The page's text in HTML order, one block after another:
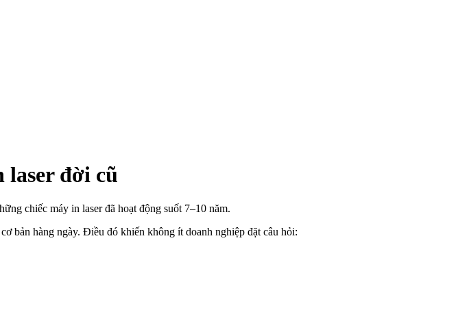
laser đời cũ
chiếc máy in laser đã hoạt động suốt 7–10 năm.
bản hàng ngày. Điều đó khiến không ít doanh nghiệp đặt câu hỏi: